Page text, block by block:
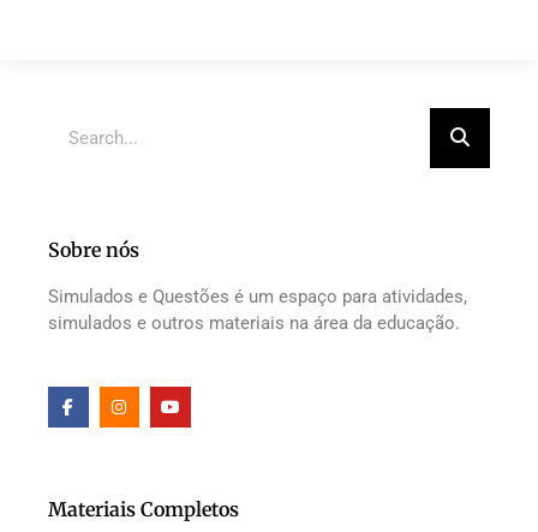
Sobre nós
Simulados e Questões é um espaço para atividades,
simulados e outros materiais na área da educação.
Materiais Completos